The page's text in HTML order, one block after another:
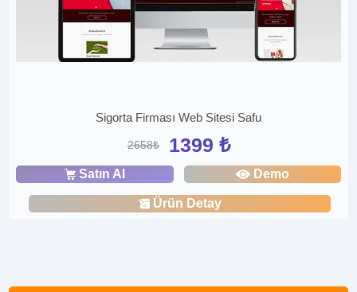
Sigorta Firması Web Sitesi Safu
2658₺ 1399 ₺
Satın Al Demo
Ürün Detay